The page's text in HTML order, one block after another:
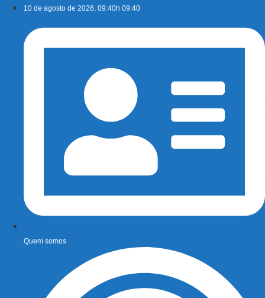
conteúdo
10 de agosto de 2026, 09:40h 09:40
Quem somos